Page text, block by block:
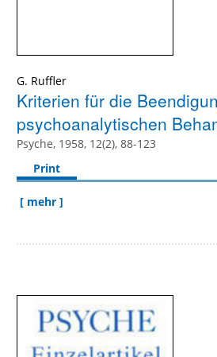
G. Ruffler
Kriterien für die
psychoanalytischen
Psyche, 1958, 12(2), 88-123
Print
[ mehr ]